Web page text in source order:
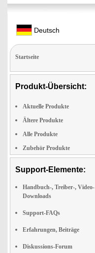
Deutsch
Startseite
Produkt-Übersicht:
Aktuelle Produkte
Ältere Produkte
Alle Produkte
Zubehör Produkte
Support-Elemente:
Handbuch-, Treiber-, Video-
Downloads
Support-FAQs
Erfahrungen, Beiträge
Diskussions-Forum